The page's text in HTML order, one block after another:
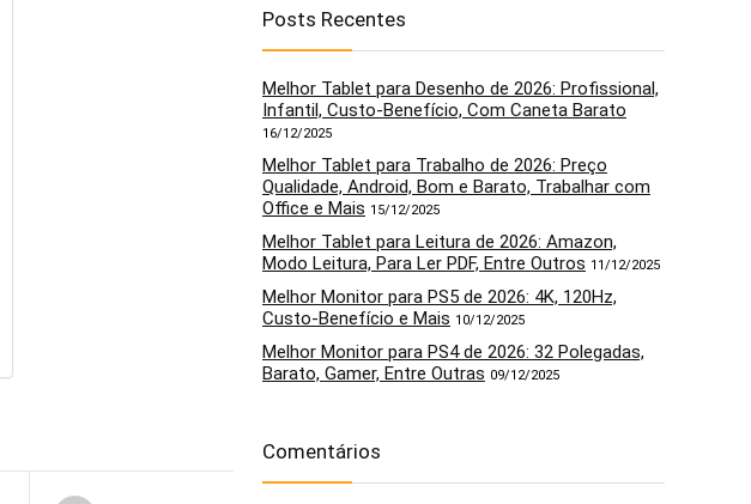
Posts Recentes
Melhor Tablet para Desenho de 2026: Profissional,
Infantil, Custo-Benefício, Com Caneta Barato
16/12/2025
Melhor Tablet para Trabalho de 2026: Preço
Qualidade, Android, Bom e Barato, Trabalhar com
Office e Mais 15/12/2025
Melhor Tablet para Leitura de 2026: Amazon,
Modo Leitura, Para Ler PDF, Entre Outros 11/12/2025
Melhor Monitor para PS5 de 2026: 4K, 120Hz,
Custo-Benefício e Mais 10/12/2025
Melhor Monitor para PS4 de 2026: 32 Polegadas,
Barato, Gamer, Entre Outras 09/12/2025
Comentários